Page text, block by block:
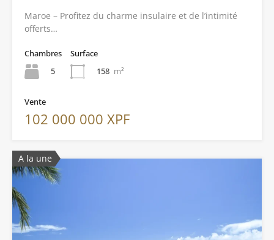
Maroe – Profitez du charme insulaire et de l’intimité
offerts…
Chambres
5
Surface
158 m²
Vente
102 000 000 XPF
A la une